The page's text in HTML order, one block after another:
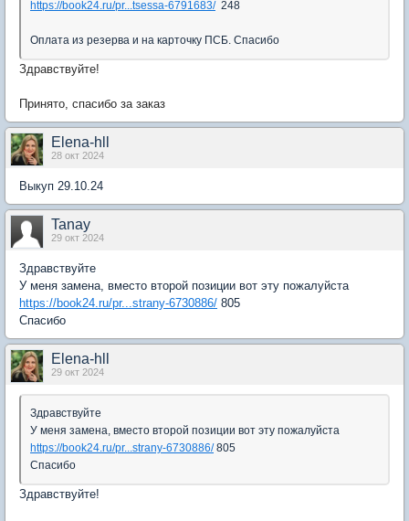
https://book24.ru/pr...tsessa-6791683/248
Оплата из резерва и на карточку ПСБ. Спасибо
Здравствуйте!
Принято, спасибо за заказ
Elena-hll
28 окт 2024
Выкуп 29.10.24
Tanay
29 окт 2024
Здравствуйте
У меня замена, вместо второй позиции вот эту пожалуйста
https://book24.ru/pr...strany-6730886/ 805
Спасибо
Elena-hll
29 окт 2024
Здравствуйте
У меня замена, вместо второй позиции вот эту пожалуйста
https://book24.ru/pr...strany-6730886/805
Спасибо
Здравствуйте!